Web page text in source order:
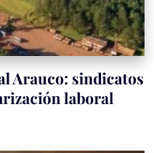
Arauco: sindicatos
laboral